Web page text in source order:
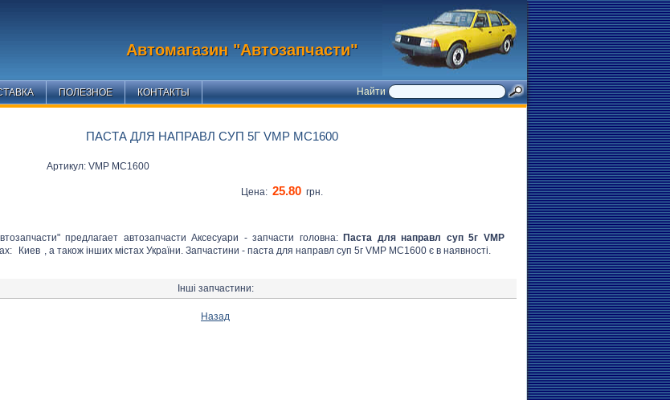
Автомагазин "Автозапчасти"
ПОЛЕЗНОЕ КОНТАКТЫ Найти
ПАСТА ДЛЯ НАПРАВЛ СУП 5Г VMP MC1600
Артикул: VMP MC1600
Цена: 25.80 грн.
предлагает автозапчасти Аксесуари - запчасти головна: Паста для направл суп 5г VMP
Киев , а також інших містах України. Запчастини - паста для направл суп 5г VMP MC1600 є в наявності.
Інші запчастини:
Назад